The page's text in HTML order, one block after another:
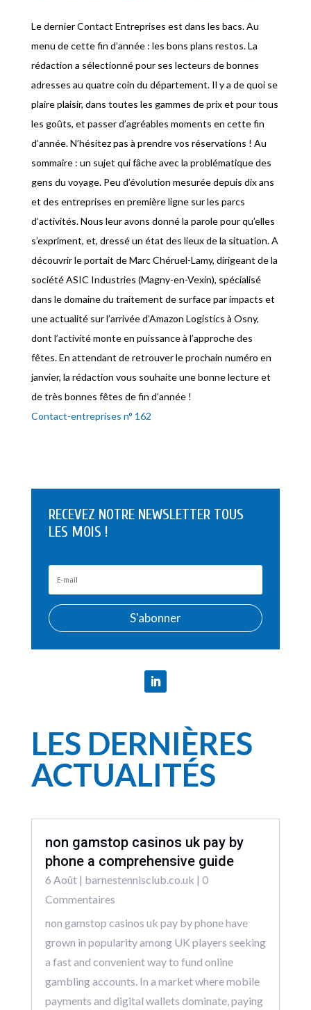
Le dernier Contact Entreprises est dans les bacs. Au
menu de cette fin d’année : les bons plans restos. La
rédaction a sélectionné pour ses lecteurs de bonnes
adresses au quatre coin du département. Il y a de quoi se
plaire plaisir, dans toutes les gammes de prix et pour tous
les goûts, et passer d’agréables moments en cette fin
d’année. N’hésitez pas à prendre vos réservations ! Au
sommaire : un sujet qui fâche avec la problématique des
gens du voyage. Peu d’évolution mesurée depuis dix ans
et des entreprises en première ligne sur les parcs
d’activités. Nous leur avons donné la parole pour qu’elles
s’expriment, et, dressé un état des lieux de la situation. A
découvrir le portait de Marc Chéruel-Lamy, dirigeant de la
société ASIC Industries (Magny-en-Vexin), spécialisé
dans le domaine du traitement de surface par impacts et
une actualité sur l’arrivée d’Amazon Logistics à Osny,
dont l’activité monte en puissance à l’approche des
fêtes. En attendant de retrouver le prochain numéro en
janvier, la rédaction vous souhaite une bonne lecture et
de très bonnes fêtes de fin d’année !
Contact-entreprises n° 162
RECEVEZ NOTRE NEWSLETTER TOUS
LES MOIS !
S'abonner
LES DERNIÈRES
ACTUALITÉS
non gamstop casinos uk pay by
phone a comprehensive guide
6 Août| barnestennisclub.co.uk | 0
Commentaires
non gamstop casinos uk pay by phone have
grown in popularity among UK players seeking
a fast and convenient way to fund online
gambling accounts. In a market where mobile
payments and digital wallets dominate, paying